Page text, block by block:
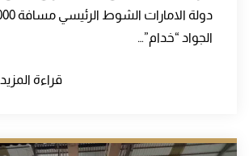
الجواد “خدام”…
قراءة المزيد